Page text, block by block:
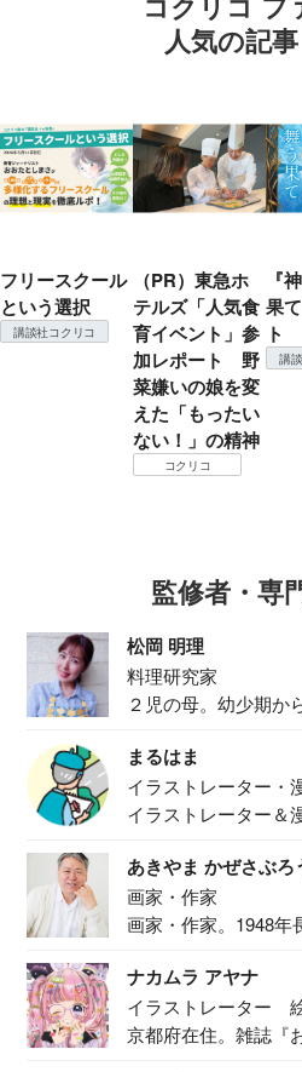
人気の記
フリースクール
という選択
講談社コクリコ
（PR）東急ホ
テルズ「人気食
育イベント」参
加レポート 野
菜嫌いの娘を変
えた「もったい
ない！」の精神
コクリコ
『
果
ト
講
監修者・専
松岡 明理
料理研究家
２児の母。幼少期か
まるはま
イラストレーター・
イラストレーター＆
あきやま かぜさぶろ
画家・作家
画家・作家。1948年
ナカムラ アヤナ
イラストレーター
京都府在住。雑誌『